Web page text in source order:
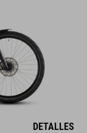
DETALLES